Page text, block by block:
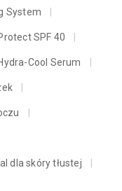
System
SPF 40
Cool Serum
dla skóry tłustej